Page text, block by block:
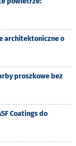
architektoniczne o
proszkowe bez
Coatings do